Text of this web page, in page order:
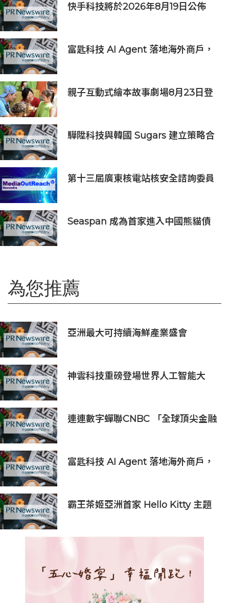
快手科技將於2026年8月19日公佈
富匙科技 AI Agent 落地海外商戶，
親子互動式繪本故事劇場8月23日登
驊陞科技與韓國 Sugars 建立策略合
第十三屆廣東核電站核安全諮詢委員
Seaspan 成為首家進入中國熊貓債
為您推薦
亞洲最大可持續海鮮產業盛會
臨現場
神雲科技重磅登場世界人工智能大
連連數字蟬聯CNBC 「全球頂尖金融
富匙科技 AI Agent 落地海外商戶，
霸王茶姬亞洲首家 Hello Kitty 主題